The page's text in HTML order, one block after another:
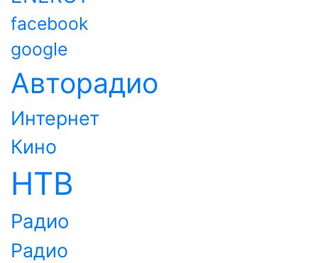
facebook
google
Авторадио
Интернет
Кино
НТВ
Радио
Радио